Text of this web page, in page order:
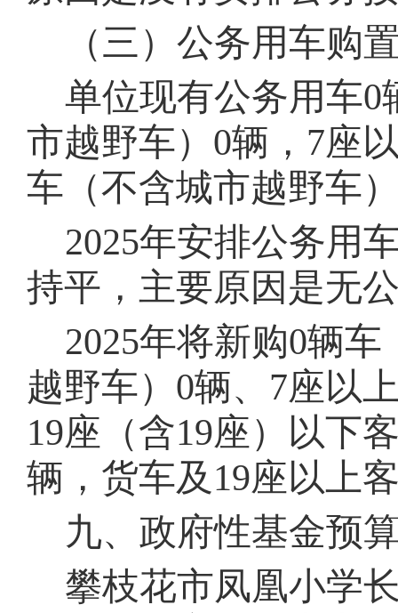
（三）公务用车购
单位现有公务用车0
市越野车） 0辆， 7座
车（不含城市越野车
2025年安排公务用
持平 ， 主要原因是无
2025年将新购0辆车
越野车） 0辆、 7座以
19座（含19座）以下
辆，货车及 19座以上
九、政府性基金预
攀枝花市凤凰小学